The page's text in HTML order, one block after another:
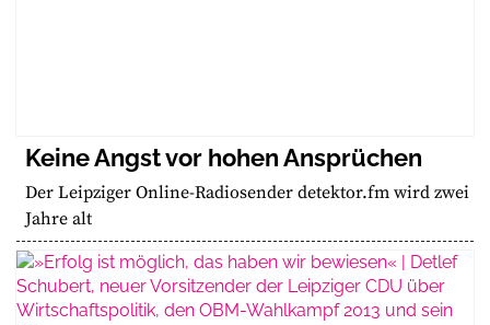
Keine Angst vor hohen Ansprüchen
Der Leipziger Online-Radiosender detektor.fm wird zwei
Jahre alt